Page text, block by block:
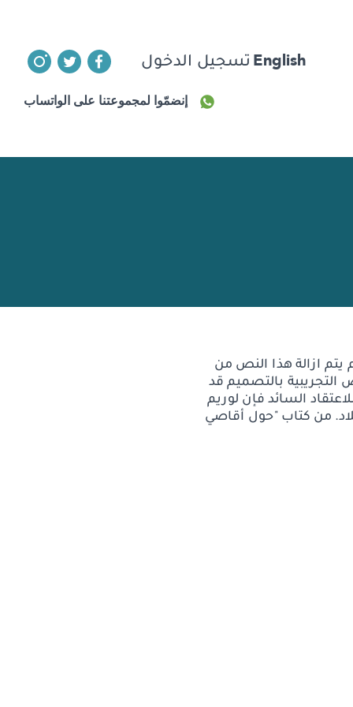
English تسجيل الدخول
إنضمّوا لمجموعتنا على الواتساب
يتم ازالة هذا النص من
بالتصميم قد
السائد فإن لوريم
من كتاب "حول أقاصي